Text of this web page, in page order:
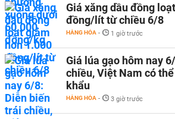
Giá xăng dầu đồng
đồng/lít từ chiều 6/8
HÀNG HÓA - 1 giờ trước
Giá lúa gạo hôm nay
chiều, Việt Nam có
khẩu
HÀNG HÓA - 3 giờ trước